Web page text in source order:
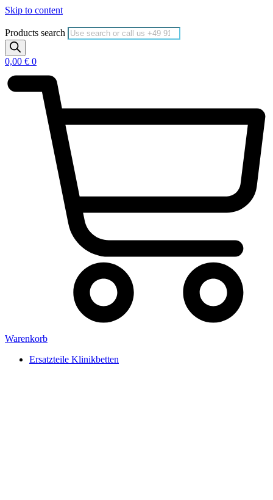
Skip to content
Products search
0,00 € 0
Warenkorb
Ersatzteile Klinikbetten